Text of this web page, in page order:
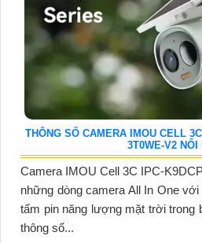
THÔNG SỐ CAMERA IMOU CELL
3T0WE-V2 NỔI
Camera IMOU Cell 3C IPC-
những dòng camera All In One
tấm pin năng lượng mặt trời trong
thông số...